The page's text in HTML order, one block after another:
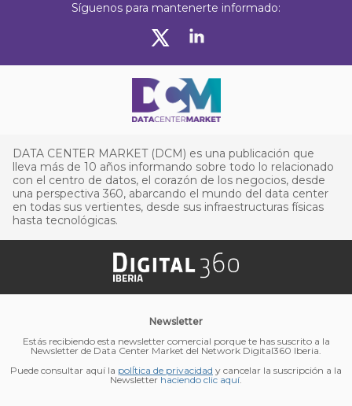
Síguenos para mantenerte informado:
DATA CENTER MARKET (DCM) es una publicación que
lleva más de 10 años informando sobre todo lo relacionado
con el centro de datos, el corazón de los negocios, desde
una perspectiva 360, abarcando el mundo del data center
en todas sus vertientes, desde sus infraestructuras físicas
hasta tecnológicas.
Newsletter
Estás recibiendo esta newsletter comercial porque te has suscrito a la
Newsletter de Data Center Market del Network Digital360 Iberia.
Puede consultar aquí la polÍtica de privacidad y cancelar la suscripción a la
Newsletter haciendo clic aquí.